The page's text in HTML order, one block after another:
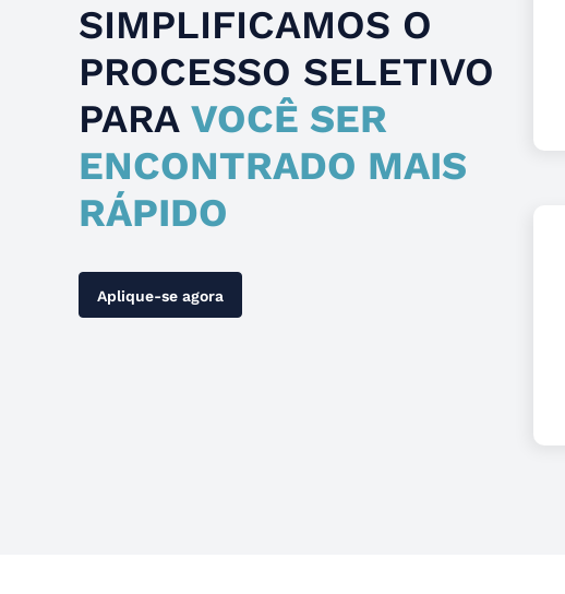
SIMPLIFICAMOS O
PROCESSO SELETIVO
PARA VOCÊ SER
ENCONTRADO MAIS
RÁPIDO
Aplique-se agora